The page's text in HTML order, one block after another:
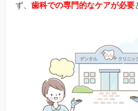
ず、 歯科での専門的なケアが必要